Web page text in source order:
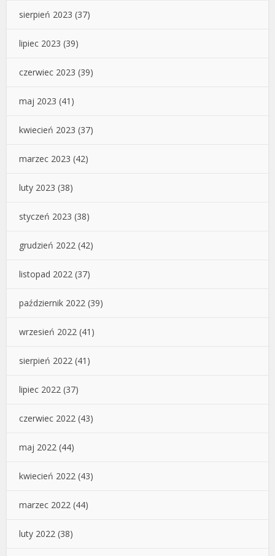
sierpień 2023 (37)
lipiec 2023 (39)
czerwiec 2023 (39)
maj 2023 (41)
kwiecień 2023 (37)
marzec 2023 (42)
luty 2023 (38)
styczeń 2023 (38)
grudzień 2022 (42)
listopad 2022 (37)
październik 2022 (39)
wrzesień 2022 (41)
sierpień 2022 (41)
lipiec 2022 (37)
czerwiec 2022 (43)
maj 2022 (44)
kwiecień 2022 (43)
marzec 2022 (44)
luty 2022 (38)